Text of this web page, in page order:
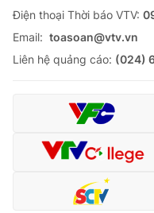
Ðiện thoại Thời báo VTV:
Email: toasoan@vtv.vn
Liên hệ quảng cáo: (024)